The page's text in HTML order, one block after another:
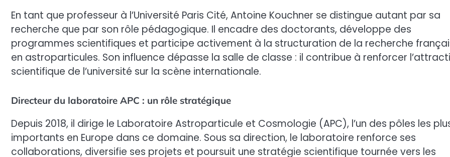
En tant que professeur à l’Université Paris Cité, Antoine Kouchner se distingue autant par sa
recherche que par son rôle pédagogique. Il encadre des doctorants, développe des
programmes scientifiques et participe activement à la structuration de la recherche
en astroparticules. Son influence dépasse la salle de classe : il contribue à renforcer
scientifique de l’université sur la scène internationale.
Directeur du laboratoire APC : un rôle stratégique
Depuis 2018, il dirige le Laboratoire Astroparticule et Cosmologie (APC), l’un des pôles les
importants en Europe dans ce domaine. Sous sa direction, le laboratoire renforce ses
collaborations, diversifie ses projets et poursuit une stratégie scientifique tournée vers les